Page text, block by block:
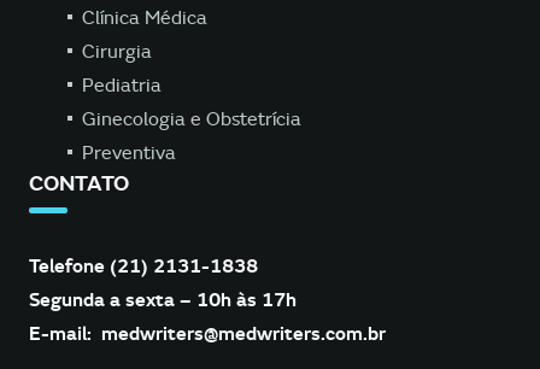
Clínica Médica
Cirurgia
Pediatria
Ginecologia e Obstetrícia
Preventiva
CONTATO
Telefone (21) 2131-1838
Segunda a sexta – 10h às 17h
E-mail: medwriters@medwriters.com.br